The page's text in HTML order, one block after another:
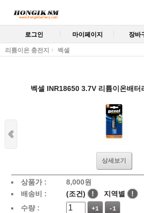
로그인 마이페이지 장바
리튬이온 충전지 벡셀
벡셀 INR18650 3.7V 리튬이온배
상세보기
상품가 : 8,000원
배송비 :
(조건) ! 지역별
!
수량 :
+1 -1